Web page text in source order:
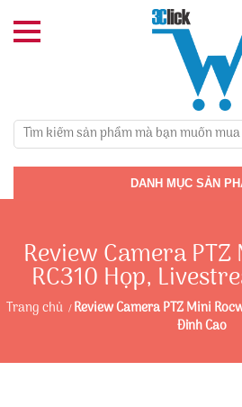
DANH MỤC SẢN
Review Camera
RC310 Họp,
Trang chủ Review Camera PTZ Mini
Đỉnh Cao